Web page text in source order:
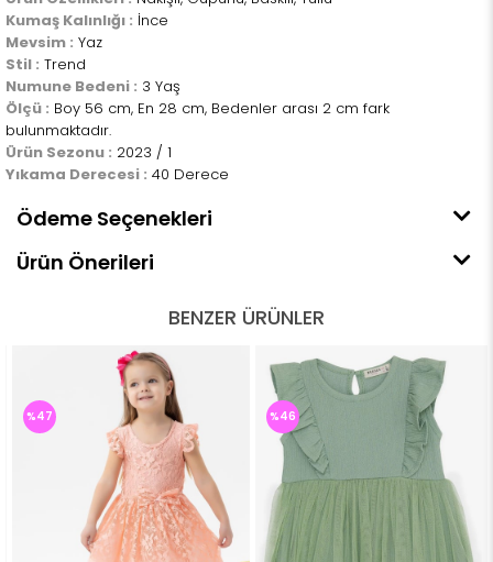
Kumaş Kalınlığı : İnce
Mevsim : Yaz
Stil : Trend
Numune Bedeni : 3 Yaş
Ölçü : Boy 56 cm, En 28 cm, Bedenler arası 2 cm fark
bulunmaktadır.
Ürün Sezonu : 2023 / 1
Yıkama Derecesi : 40 Derece
Ödeme Seçenekleri
Ürün Önerileri
BENZER ÜRÜNLER
%47 %46